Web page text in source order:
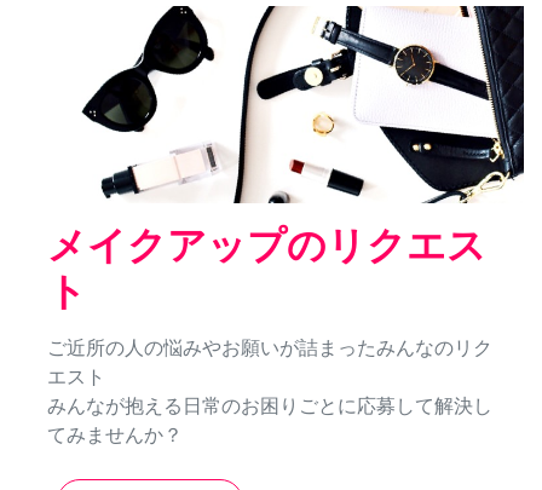
メイクアップのリクエス
ト
ご近所の人の悩みやお願いが詰まったみんなのリク
エスト
みんなが抱える日常のお困りごとに応募して解決し
てみませんか？